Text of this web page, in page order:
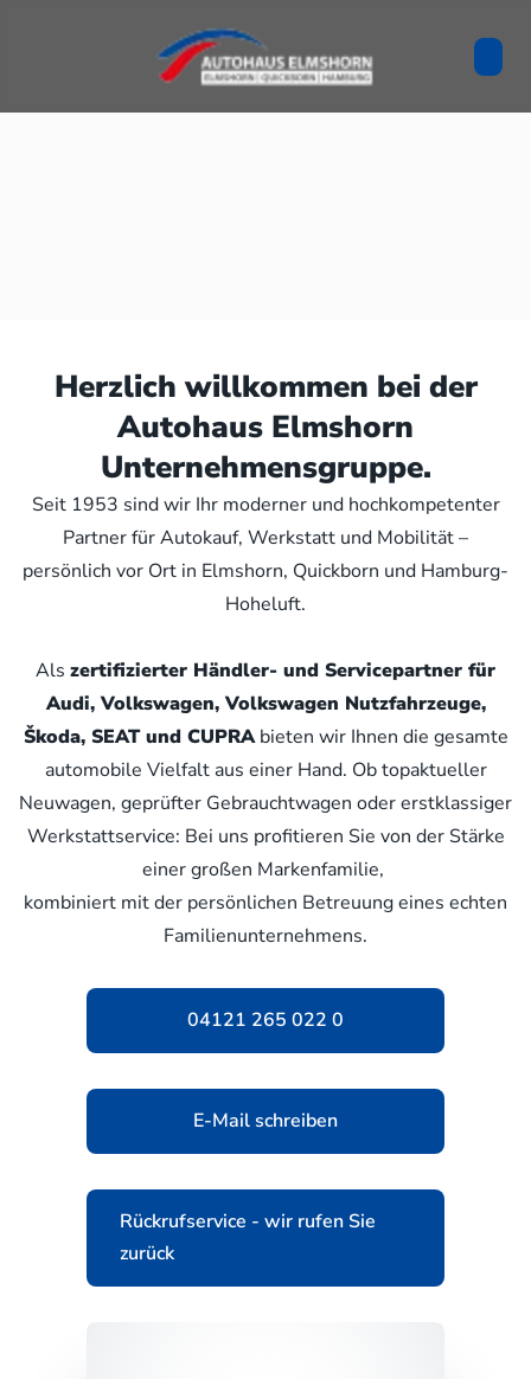
Herzlich willkommen bei der
Autohaus Elmshorn
Unternehmensgruppe.
Seit 1953 sind wir Ihr moderner und hochkompetenter
Partner für Autokauf, Werkstatt und Mobilität –
persönlich vor Ort in Elmshorn, Quickborn und Hamburg-
Hoheluft.
Als zertifizierter Händler- und Servicepartner für
Audi, Volkswagen, Volkswagen Nutzfahrzeuge,
Škoda, SEAT und CUPRAbieten wir Ihnen die gesamte
automobile Vielfalt aus einer Hand. Ob topaktueller
Neuwagen, geprüfter Gebrauchtwagen oder erstklassiger
Werkstattservice: Bei uns profitieren Sie von der Stärke
einer großen Markenfamilie,
kombiniert mit der persönlichen Betreuung eines echten
Familienunternehmens.
04121 265 022 0
E-Mail schreiben
Rückrufservice - wir rufen Sie
zurück